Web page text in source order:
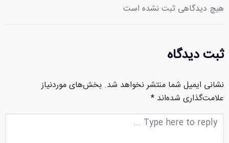
هیچ دیدگاهی ثبت نشده است
ثبت دیدگاه
نشانی ایمیل شما منتشر نخواهد شد. بخش‌های موردنیاز
علامت‌گذاری شده‌اند *
متن